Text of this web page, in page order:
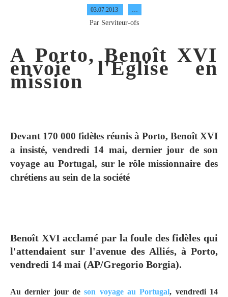
03.07.2013
Par Serviteur-ofs
A Porto, Benoît XVI
envoie l'Eglise en
mission
Devant 170 000 fidèles réunis à Porto, Benoît XVI
a insisté, vendredi 14 mai, dernier jour de son
voyage au Portugal, sur le rôle missionnaire des
chrétiens au sein de la société
Benoît XVI acclamé par la foule des fidèles qui
l'attendaient sur l'avenue des Alliés, à Porto,
vendredi 14 mai (AP/Gregorio Borgia).
Au dernier jour deson voyage au Portugal, vendredi 14